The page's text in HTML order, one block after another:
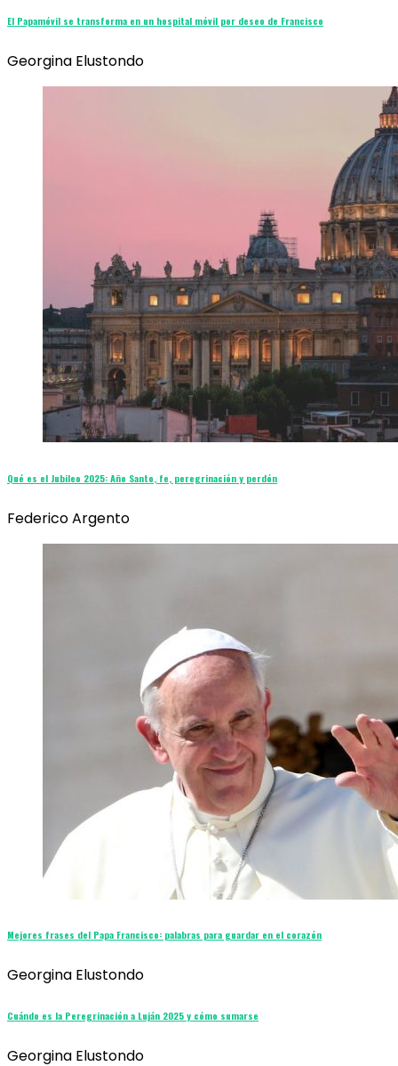
El Papamóvil se transforma en un hospital móvil por deseo de Francisco
Georgina Elustondo
Qué es el Jubileo 2025: Año Santo, fe, peregrinación y perdón
Federico Argento
Mejores frases del Papa Francisco: palabras para guardar en el corazón
Georgina Elustondo
Cuándo es la Peregrinación a Luján 2025 y cómo sumarse
Georgina Elustondo